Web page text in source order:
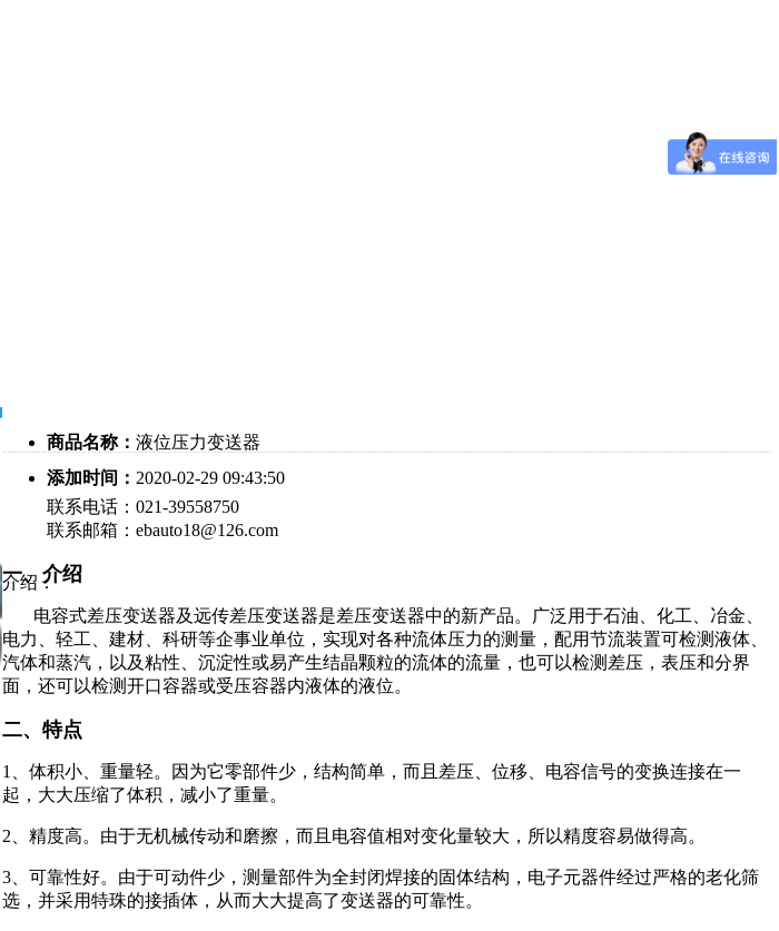
商品名称： 液位压力变送器
添加时间： 2020-02-29 09:43:50
联系电话：021-39558750
联系邮箱：ebauto18@126.com
介绍：
一、介绍
电容式差压变送器及远传差压变送器是差压变送器中的新产品。广泛用于石油、化工、冶金、
电力、轻工、建材、科研等企事业单位，实现对各种流体压力的测量，配用节流装置可检测液体、
汽体和蒸汽，以及粘性、沉淀性或易产生结晶颗粒的流体的流量，也可以检测差压，表压和分界
面，还可以检测开口容器或受压容器内液体的液位。
二、特点
1、体积小、重量轻。因为它零部件少，结构简单，而且差压、位移、电容信号的变换连接在一
起，大大压缩了体积，减小了重量。
2、精度高。由于无机械传动和磨擦，而且电容值相对变化量较大，所以精度容易做得高。
3、可靠性好。由于可动件少，测量部件为全封闭焊接的固体结构，电子元器件经过严格的老化筛
选，并采用特珠的接插体，从而大大提高了变送器的可靠性。